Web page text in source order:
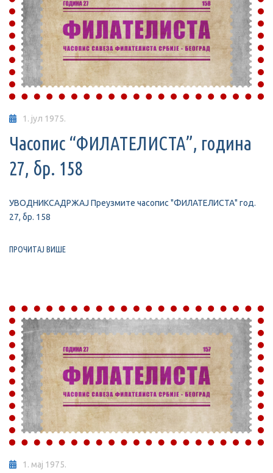
1. јул 1975.
Часопис “ФИЛАТЕЛИСТА”, година
27, бр. 158
УВОДНИКСАДРЖАЈ Преузмите часопис "ФИЛАТЕЛИСТА" год.
27, бр. 158
ПРОЧИТАЈ ВИШЕ
1. мај 1975.